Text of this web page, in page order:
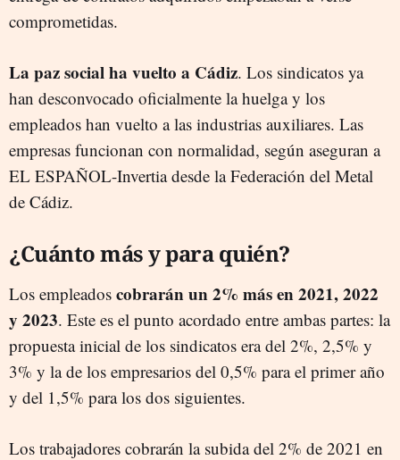
comprometidas.
La paz social ha vuelto a Cádiz. Los sindicatos ya
han desconvocado oficialmente la huelga y los
empleados han vuelto a las industrias auxiliares. Las
empresas funcionan con normalidad, según aseguran a
EL ESPAÑOL-Invertia desde la Federación del Metal
de Cádiz.
¿Cuánto más y para quién?
Los empleados cobrarán un 2% más en 2021, 2022
y 2023. Este es el punto acordado entre ambas partes: la
propuesta inicial de los sindicatos era del 2%, 2,5% y
3% y la de los empresarios del 0,5% para el primer año
y del 1,5% para los dos siguientes.
Los trabajadores cobrarán la subida del 2% de 2021 en